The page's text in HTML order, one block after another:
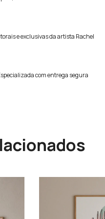
e exclusivas da artista Rachel
com entrega segura